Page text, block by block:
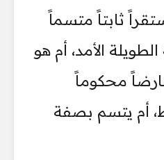
ثابتاً متسماً
الأمد، أم هو
محكوماً
أم يتسم بصفة